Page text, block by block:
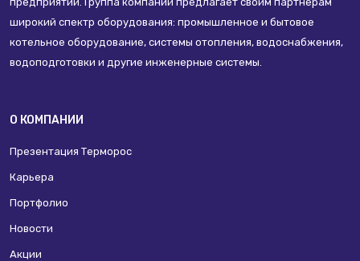
широкий спектр оборудования: промышленное и бытовое
котельное оборудование, системы отопления, водоснабжения,
водоподготовки и другие инженерные системы.
О КОМПАНИИ
Презентация Терморос
Карьера
Портфолио
Новости
Акции